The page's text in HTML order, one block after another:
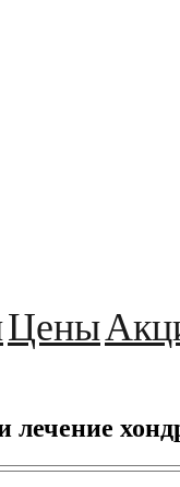
Цены